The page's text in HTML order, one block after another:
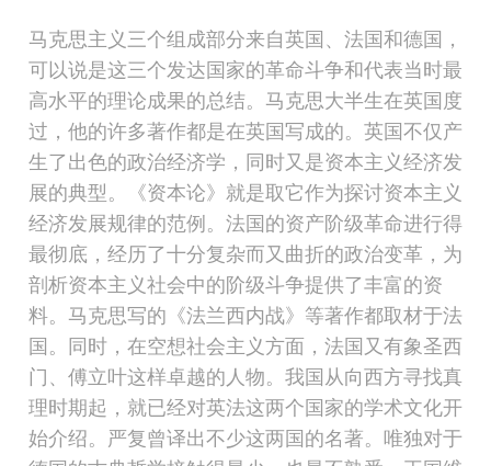
马克思主义三个组成部分来自英国、法国和德国，
可以说是这三个发达国家的革命斗争和代表当时最
高水平的理论成果的总结。马克思大半生在英国度
过，他的许多著作都是在英国写成的。英国不仅产
生了出色的政治经济学，同时又是资本主义经济发
展的典型。《资本论》就是取它作为探讨资本主义
经济发展规律的范例。法国的资产阶级革命进行得
最彻底，经历了十分复杂而又曲折的政治变革，为
剖析资本主义社会中的阶级斗争提供了丰富的资
料。马克思写的《法兰西内战》等著作都取材于法
国。同时，在空想社会主义方面，法国又有象圣西
门、傅立叶这样卓越的人物。我国从向西方寻找真
理时期起，就已经对英法这两个国家的学术文化开
始介绍。严复曾译出不少这两国的名著。唯独对于